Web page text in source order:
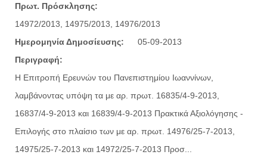
Πρωτ. Πρόσκλησης:
14972/2013, 14975/2013, 14976/2013
Ημερομηνία Δημοσίευσης:
05-09-2013
Περιγραφή:
Η Επιτροπή Ερευνών του Πανεπιστημίου Ιωαννίνων,
λαμβάνοντας υπόψη τα με αρ. πρωτ. 16835/4-9-2013,
16837/4-9-2013 και 16839/4-9-2013 Πρακτικά Αξιολόγησης -
Επιλογής στο πλαίσιο των με αρ. πρωτ. 14976/25-7-2013,
14975/25-7-2013 και 14972/25-7-2013 Προσ...